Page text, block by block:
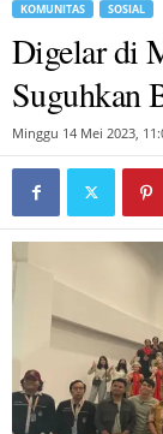
KOMUNITAS SOSIAL
Digelar di
Suguhkan
Minggu 14 Mei 2023,